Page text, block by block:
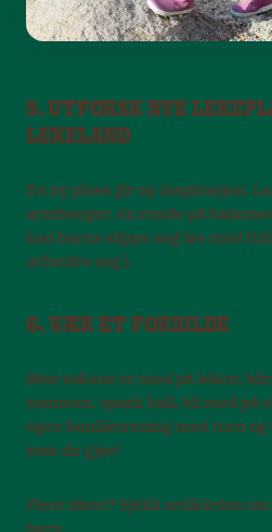
5. UTFORSK NYE
LEKELAND
En ny plass gir ny inspirasjon.
armhenger, én runde på
kan barna slippe seg løs med
utfordre seg i.
6. VÆR ET FORBILDE
Hvis voksne er med på leken,
sammen, spark ball, bli med på
egen familietrening med turn og
som du gjør!
Flere ideer? Sjekk artikkelen